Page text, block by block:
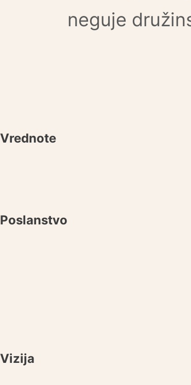
neguje
Vrednote
Poslanstvo
Vizija